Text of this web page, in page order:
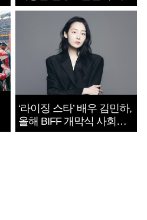
지는 ‘전쟁 속죄’
‘라이징 스타’ 배우 김민하,
올해 BIFF 개막식 사회자
확정